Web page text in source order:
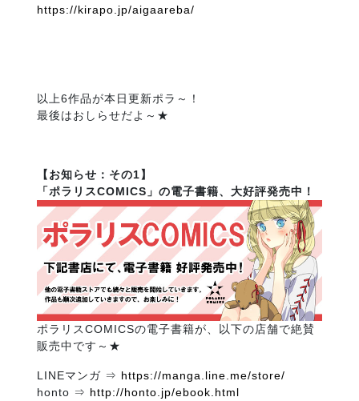
https://kirapo.jp/aigaareba/
以上6作品が本日更新ポラ～！
最後はおしらせだよ～★
【お知らせ：その1】
「ポラリスCOMICS」の電子書籍、大好評発売中！
ポラリスCOMICSの電子書籍が、以下の店舗で絶賛
販売中です～★
LINEマンガ ⇒ https://manga.line.me/store/
honto ⇒ http://honto.jp/ebook.html